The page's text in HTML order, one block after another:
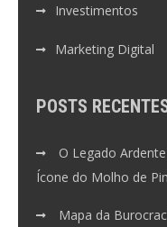
Investimentos
Marketing Digital
POSTS
O Legado
Ícone do Molho de
Mapa da